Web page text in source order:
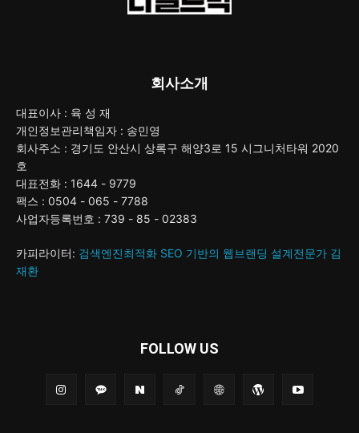
회사소개
대표이사 : 육 성 재
개인정보관리책임자 : 송민영
회사주소 : 경기도 안산시 상록구 해양3로 15 시그니처타워 2020
호
대표전화 : 1644 - 9779
팩스 : 0504 - 065 - 7788
사업자등록번호 : 739 - 85 - 02383
카피라이터: 검색엔진최적화 SEO 기반의 웹브랜딩 설계전문가 김
재환
FOLLOW US